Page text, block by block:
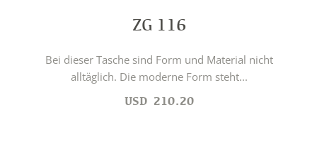
ZG 116
Bei dieser Tasche sind Form und Material nicht
alltäglich. Die moderne Form steht...
USD 210.20